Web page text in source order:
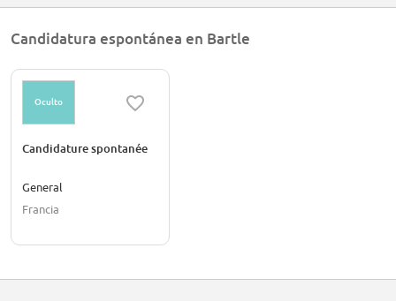
Secteur
Candidatura espontánea en Bartle
Oculto
Candidature spontanée
General
Francia